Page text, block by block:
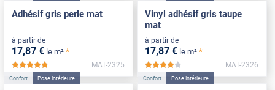
Adhésif gris perle mat
à partir de
17,87 € le m² *
*****
MAT-2325
Vinyl adhésif gris taupe
mat
à partir de
17,87 € le m² *
*****
MAT-2326
Confort Pose Intérieure Confort Pose Intérieure